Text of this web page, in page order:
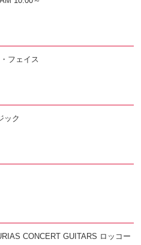
フェイス
ック
CONCERT GUITARS ロッコー